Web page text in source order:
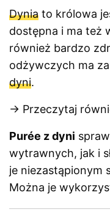
Dynia to królowa
dostępna i ma też
również bardzo
odżywczych ma
dyni.
→ Przeczytaj
Purée z dyni
wytrawnych, jak i
je niezastąpionym
Można je